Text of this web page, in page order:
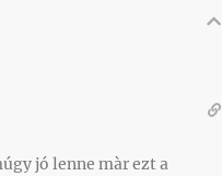
jó lenne màr ezt a